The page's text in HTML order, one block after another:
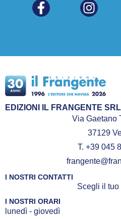
EDIZIONI IL FRANGENTE SRL
Via Gaetano
37129
T. +39 045
I NOSTRI CONTATTI
Scegli il tuo
I NOSTRI ORARI
lunedì - giovedì